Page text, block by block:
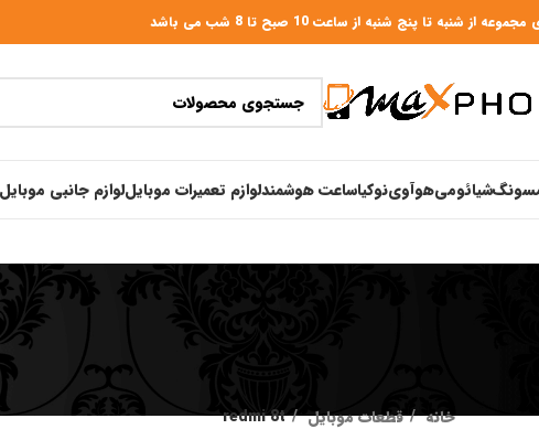
از شنبه تا پنج شنبه از ساعت 10 صبح تا 8 شب می باشد
شیائومیهوآوینوکیاساعت هوشمندلوازم تعمیرات موبایللوازم جانبی موبایل
خانه
قطعات موبایل redmi 8t